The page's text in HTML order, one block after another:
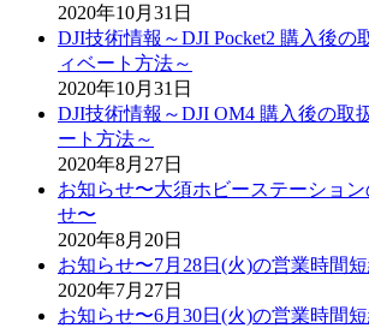
2020年10月31日
DJI技術情報～DJI Pocket2 購入後の
ィベート方法～
2020年10月31日
DJI技術情報～DJI OM4 購入後の取
ート方法～
2020年8月27日
お知らせ〜大須ホビーステーショ
せ〜
2020年8月20日
お知らせ〜7月28日(火)の営業時間
2020年7月27日
お知らせ〜6月30日(火)の営業時間